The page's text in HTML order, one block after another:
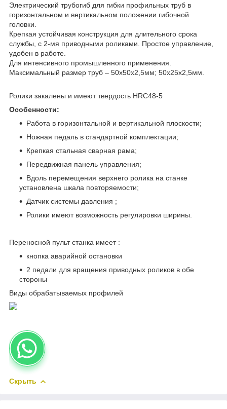
Электрический трубогиб для гибки профильных труб в
горизонтальном и вертикальном положении гибочной
головки.
Крепкая устойчивая конструкция для длительного срока
службы, с 2-мя приводными роликами. Простое управление,
удобен в работе.
Для интенсивного промышленного применения.
Максимальный размер труб – 50х50х2,5мм; 50х25х2,5мм.
Ролики закалены и имеют твердость HRC48-5
Особенности:
Работа в горизонтальной и вертикальной плоскости;
Ножная педаль в стандартной комплектации;
Крепкая стальная сварная рама;
Передвижная панель управления;
Вдоль перемещения верхнего ролика на станке
установлена шкала повторяемости;
Датчик системы давления ;
Ролики имеют возможность регулировки ширины.
Переносной пульт станка имеет :
кнопка аварийной остановки
2 педали для вращения приводных роликов в обе
стороны
Виды обрабатываемых профилей
Скрыть